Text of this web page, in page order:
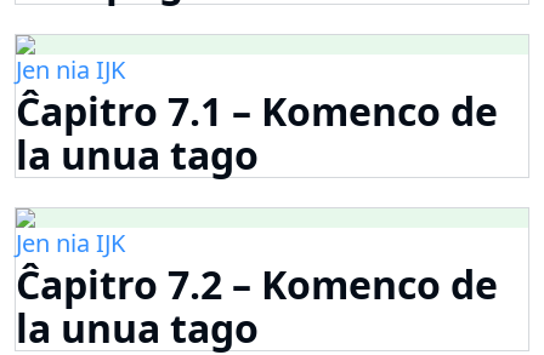
Jen nia IJK
Ĉapitro 7.1 – Komenco de
la unua tago
Jen nia IJK
Ĉapitro 7.2 – Komenco de
la unua tago